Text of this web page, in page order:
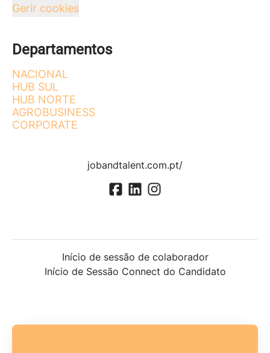
Gerir cookies
Departamentos
NACIONAL
HUB SUL
HUB NORTE
AGROBUSINESS
CORPORATE
jobandtalent.com.pt/
Início de sessão de colaborador
Início de Sessão Connect do Candidato